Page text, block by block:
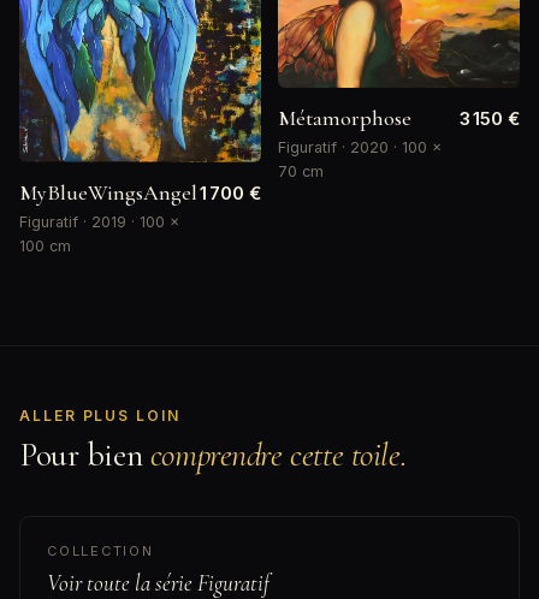
MyBlueWingsAngel
Figuratif · 2019 · 100 ×
100 cm
1 700 €
Métamorphose
Figuratif · 2020 · 100 ×
70 cm
3 150 €
ALLER PLUS LOIN
Pour biencomprendre cette toile.
COLLECTION
Voir toute la série Figuratif